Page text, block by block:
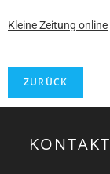
Kleine Zeitung online
KONTAKT